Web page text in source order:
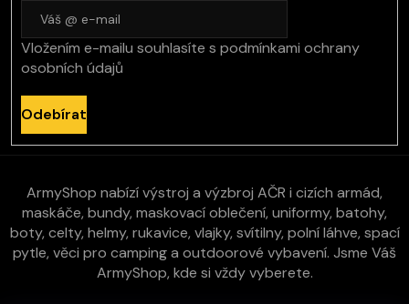
Vložením e-mailu souhlasíte s podmínkami ochrany
osobních údajů
Odebírat
ArmyShop nabízí výstroj a výzbroj AČR i cizích armád,
maskáče, bundy, maskovací oblečení, uniformy, batohy,
boty, celty, helmy, rukavice, vlajky, svítilny, polní láhve, spací
pytle, věci pro camping a outdoorové vybavení. Jsme Váš
ArmyShop, kde si vždy vyberete.